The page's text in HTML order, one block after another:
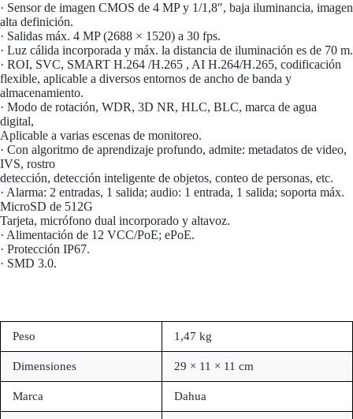
· Sensor de imagen CMOS de 4 MP y 1/1,8″, baja iluminancia, imagen
alta definición.
· Salidas máx. 4 MP (2688 × 1520) a 30 fps.
· Luz cálida incorporada y máx. la distancia de iluminación es de 70 m.
· ROI, SVC, SMART H.264 /H.265 , AI H.264/H.265, codificación
flexible, aplicable a diversos entornos de ancho de banda y
almacenamiento.
· Modo de rotación, WDR, 3D NR, HLC, BLC, marca de agua
digital,
Aplicable a varias escenas de monitoreo.
· Con algoritmo de aprendizaje profundo, admite: metadatos de video,
IVS, rostro
detección, detección inteligente de objetos, conteo de personas, etc.
· Alarma: 2 entradas, 1 salida; audio: 1 entrada, 1 salida; soporta máx.
MicroSD de 512G
Tarjeta, micrófono dual incorporado y altavoz.
· Alimentación de 12 VCC/PoE; ePoE.
· Protección IP67.
· SMD 3.0.
Peso 1,47 kg
Dimensiones 29 × 11 × 11 cm
Marca Dahua